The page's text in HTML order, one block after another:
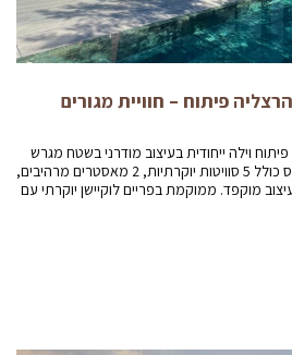
פיתוח – חוויית מגורים
וילה ייחודית בעיצוב מודרני בשטח מגרש
של 1 דונם ו-1,200 מ"ר בנוי. הנכס כולל 5 סוויטות יוקרתיות, 2 מאסטרים מרהיבים,
מוקפד. ממוקמת בפריים לוקיישן יוקרתי עם